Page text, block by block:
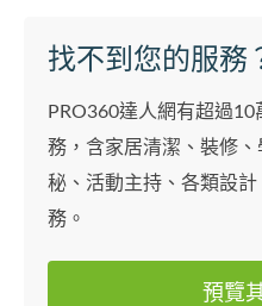
找不到您的服務
PRO360達人網有超過
務，含家居清潔、裝修
秘、活動主持、各類設
務。
預覽